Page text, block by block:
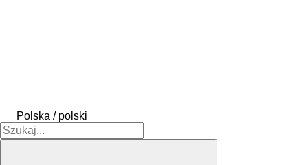
Polska / polski